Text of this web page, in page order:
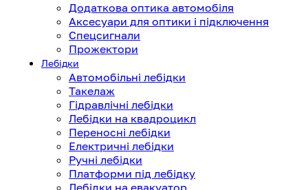
Додаткова оптика автомобіля
Аксесуари для оптики і підключення
Спецсигнали
Прожектори
Лебідки
Автомобільні лебідки
Такелаж
Гідравлічні лебідки
Лебідки на квадроцикл
Переносні лебідки
Електричні лебідки
Ручні лебідки
Платформи під лебідку
Лебідки на евакуатор